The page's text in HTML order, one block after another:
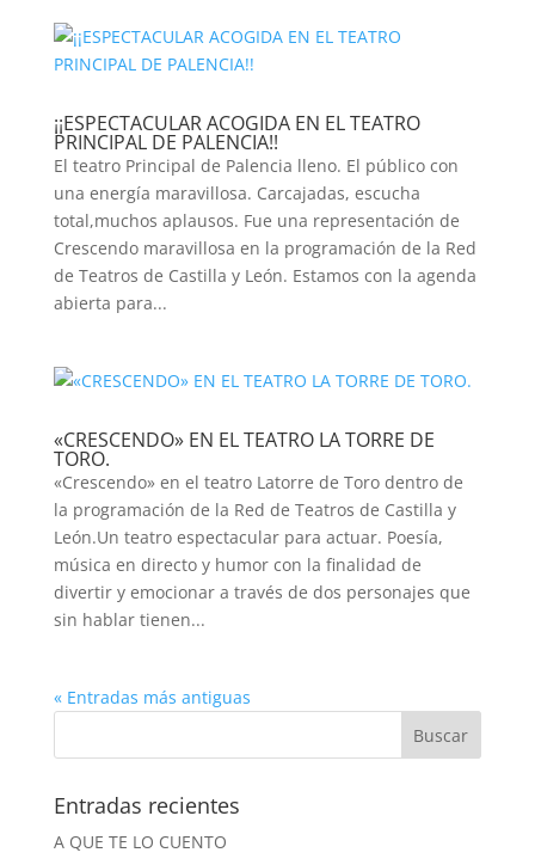
¡¡ESPECTACULAR ACOGIDA EN EL TEATRO
PRINCIPAL DE PALENCIA!!
El teatro Principal de Palencia lleno. El público con
una energía maravillosa. Carcajadas, escucha
total,muchos aplausos. Fue una representación de
Crescendo maravillosa en la programación de la Red
de Teatros de Castilla y León. Estamos con la agenda
abierta para...
«CRESCENDO» EN EL TEATRO LA TORRE DE
TORO.
«Crescendo» en el teatro Latorre de Toro dentro de
la programación de la Red de Teatros de Castilla y
León.Un teatro espectacular para actuar. Poesía,
música en directo y humor con la finalidad de
divertir y emocionar a través de dos personajes que
sin hablar tienen...
« Entradas más antiguas
Entradas recientes
A QUE TE LO CUENTO